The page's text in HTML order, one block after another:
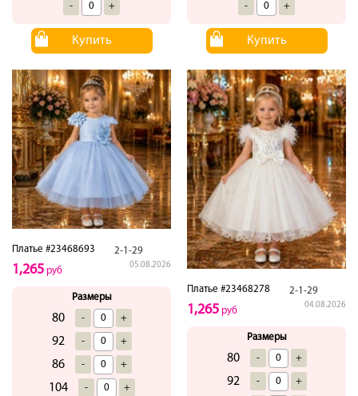
- +
Купить
- +
Купить
Платье #23468693 2-1-29
05.08.2026
1,265 руб
Размеры
80 - +
92 - +
86 - +
104 - +
Платье #23468278 2-1-29
04.08.2026
1,265 руб
Размеры
80 - +
92 - +